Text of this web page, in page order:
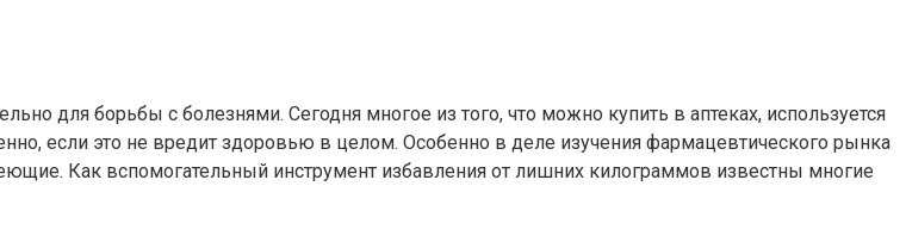
для борьбы с болезнями. Сегодня многое из того, что можно купить в аптеках, используется
если это не вредит здоровью в целом. Особенно в деле изучения фармацевтического рынка
Как вспомогательный инструмент избавления от лишних килограммов известны многие